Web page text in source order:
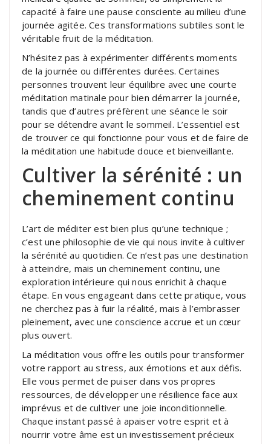
capacité à faire une pause consciente au milieu d’une
journée agitée. Ces transformations subtiles sont le
véritable fruit de la méditation.
N’hésitez pas à expérimenter différents moments
de la journée ou différentes durées. Certaines
personnes trouvent leur équilibre avec une courte
méditation matinale pour bien démarrer la journée,
tandis que d’autres préfèrent une séance le soir
pour se détendre avant le sommeil. L’essentiel est
de trouver ce qui fonctionne pour vous et de faire de
la méditation une habitude douce et bienveillante.
Cultiver la sérénité : un
cheminement continu
L’art de méditer est bien plus qu’une technique ;
c’est une philosophie de vie qui nous invite à cultiver
la sérénité au quotidien. Ce n’est pas une destination
à atteindre, mais un cheminement continu, une
exploration intérieure qui nous enrichit à chaque
étape. En vous engageant dans cette pratique, vous
ne cherchez pas à fuir la réalité, mais à l’embrasser
pleinement, avec une conscience accrue et un cœur
plus ouvert.
La méditation vous offre les outils pour transformer
votre rapport au stress, aux émotions et aux défis.
Elle vous permet de puiser dans vos propres
ressources, de développer une résilience face aux
imprévus et de cultiver une joie inconditionnelle.
Chaque instant passé à apaiser votre esprit et à
nourrir votre âme est un investissement précieux